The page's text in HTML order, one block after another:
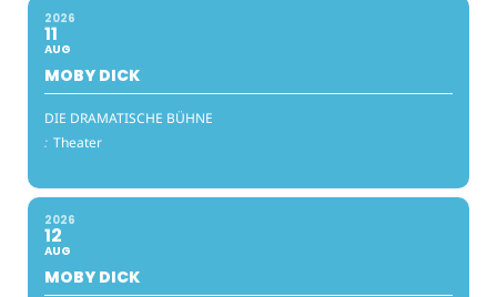
2026
11
AUG
MOBY DICK
DIE DRAMATISCHE BÜHNE
: Theater
2026
12
AUG
MOBY DICK